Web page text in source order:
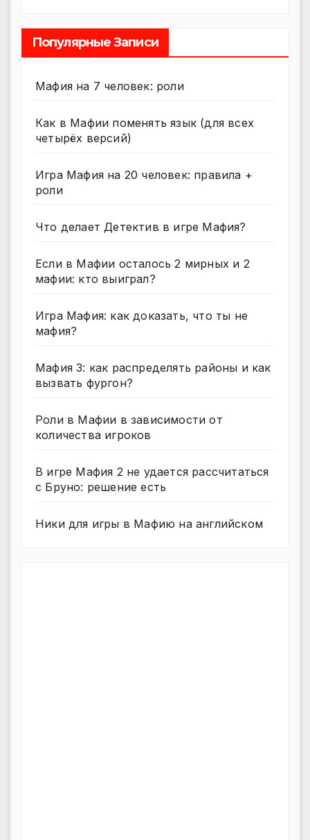
Популярные Записи
Мафия на 7 человек: роли
Как в Мафии поменять язык (для всех
четырёх версий)
Игра Мафия на 20 человек: правила +
роли
Что делает Детектив в игре Мафия?
Если в Мафии осталось 2 мирных и 2
мафии: кто выиграл?
Игра Мафия: как доказать, что ты не
мафия?
Мафия 3: как распределять районы и как
вызвать фургон?
Роли в Мафии в зависимости от
количества игроков
В игре Мафия 2 не удается рассчитаться
с Бруно: решение есть
Ники для игры в Мафию на английском